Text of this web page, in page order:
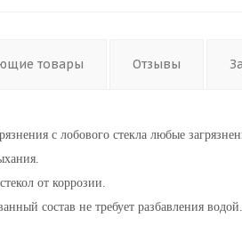
товары Отзывы
с лобового стекла любые
от коррозии.
состав не требует разбавления водой.